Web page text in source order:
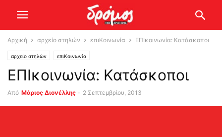
Αρχική αρχείο στηλών επιΚοινωνία ΕΠΙκοινωνία: Κατάσκοποι
αρχείο στηλών επιΚοινωνία
ΕΠΙκοινωνία: Κατάσκοποι
Από Μάριος Διονέλλης - 2 Σεπτεμβρίου, 2013